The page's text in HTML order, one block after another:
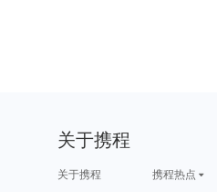
关于携程
关于携程
携程热点